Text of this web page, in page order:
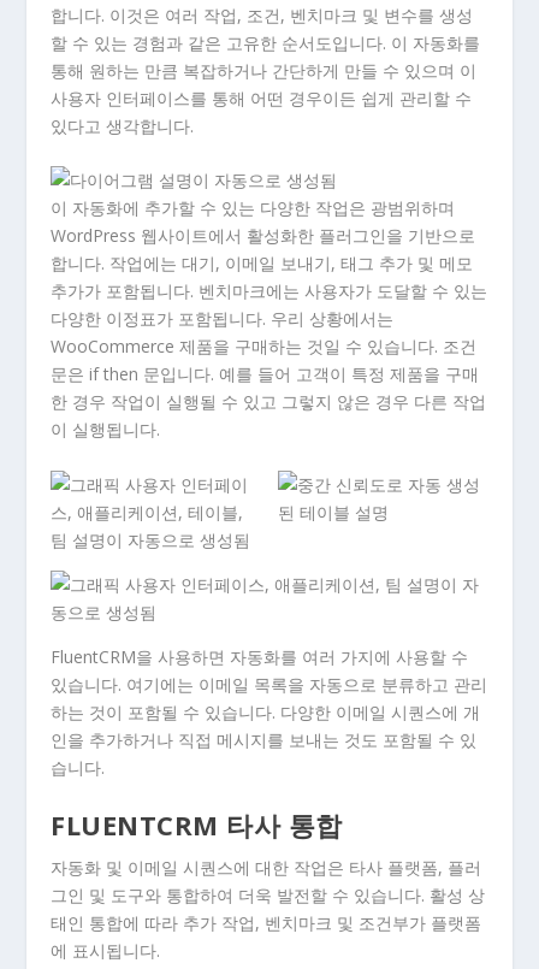
합니다. 이것은 여러 작업, 조건, 벤치마크 및 변수를 생성
할 수 있는 경험과 같은 고유한 순서도입니다. 이 자동화를
통해 원하는 만큼 복잡하거나 간단하게 만들 수 있으며 이
사용자 인터페이스를 통해 어떤 경우이든 쉽게 관리할 수
있다고 생각합니다.
이 자동화에 추가할 수 있는 다양한 작업은 광범위하며
WordPress 웹사이트에서 활성화한 플러그인을 기반으로
합니다. 작업에는 대기, 이메일 보내기, 태그 추가 및 메모
추가가 포함됩니다. 벤치마크에는 사용자가 도달할 수 있는
다양한 이정표가 포함됩니다. 우리 상황에서는
WooCommerce 제품을 구매하는 것일 수 있습니다. 조건
문은 if then 문입니다. 예를 들어 고객이 특정 제품을 구매
한 경우 작업이 실행될 수 있고 그렇지 않은 경우 다른 작업
이 실행됩니다.
FluentCRM을 사용하면 자동화를 여러 가지에 사용할 수
있습니다. 여기에는 이메일 목록을 자동으로 분류하고 관리
하는 것이 포함될 수 있습니다. 다양한 이메일 시퀀스에 개
인을 추가하거나 직접 메시지를 보내는 것도 포함될 수 있
습니다.
FLUENTCRM 타사 통합
자동화 및 이메일 시퀀스에 대한 작업은 타사 플랫폼, 플러
그인 및 도구와 통합하여 더욱 발전할 수 있습니다. 활성 상
태인 통합에 따라 추가 작업, 벤치마크 및 조건부가 플랫폼
에 표시됩니다.